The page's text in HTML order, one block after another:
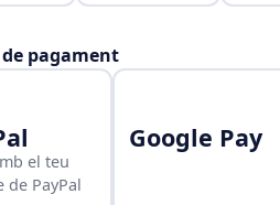
pagament
el teu
de PayPal
Google Pay